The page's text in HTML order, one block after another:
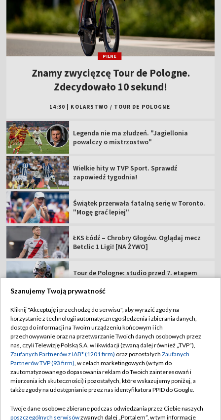
PILNE
Znamy zwycięzcę Tour de Pologne.
Zdecydowało 10 sekund!
14:30 KOLARSTWO / TOUR DE POLOGNE
Legenda nie ma złudzeń. "Jagiellonia
powalczy o mistrzostwo"
Wielkie hity w TVP Sport. Sprawdź
zapowiedź tygodnia!
Świątek przerwała fatalną serię w Toronto.
"Mogę grać lepiej"
ŁKS Łódź – Chrobry Głogów. Oglądaj mecz
Betclic 1 Ligi! [NA ŻYWO]
Tour de Pologne: studio przed 7. etapem
Nie żyje Włodzimierz Rezner. Dziennikarz
zmarł po walce z chorobą
TVP
Abonament TVP
Biuro Reklamy
Regulamin TVP
Moje zgody
Szanujemy Twoją prywatność
Kliknij "Akceptuję i przechodzę do serwisu", aby wyrazić zgody na
korzystanie z technologii automatycznego śledzenia i zbierania danych,
dostęp do informacji na Twoim urządzeniu końcowym i ich
przechowywanie oraz na przetwarzanie Twoich danych osobowych przez
nas, czyli Telewizję Polską S.A. w likwidacji (zwaną dalej również „TVP”),
Zaufanych Partnerów z IAB* (1201 firm) oraz pozostałych Zaufanych
Partnerów TVP (93 firm), w celach marketingowych (w tym do
zautomatyzowanego dopasowania reklam do Twoich zainteresowań i
mierzenia ich skuteczności) i pozostałych, które wskazujemy poniżej, a
także zgody na udostępnianie przez nas identyfikatora PPID do Google.
Twoje dane osobowe zbierane podczas odwiedzania przez Ciebie naszych
poszczególnych serwisówzwanych dalej „Portalem”, w tym informacje